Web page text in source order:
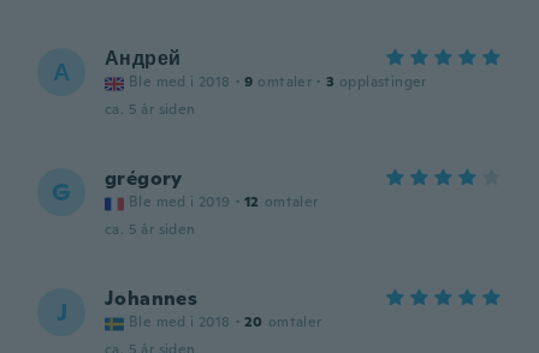
А Андрей
Ble med i 2018 · 9 omtaler · 3 opplastinger
ca. 5 år siden
G grégory
Ble med i 2019 · 12 omtaler
ca. 5 år siden
J Johannes
Ble med i 2018 · 20 omtaler